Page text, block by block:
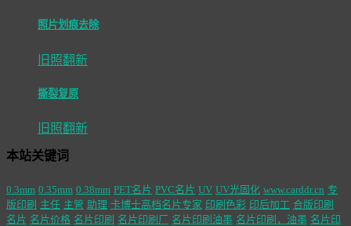
照片划痕去除
旧照翻新
撕裂复原
旧照翻新
本站关键词
0.3mm 0.35mm 0.38mm PET名片 PVC名片 UV UV光固化 www.carddr.cn 专
版印刷 主任 主管 助理 卡博士高档名片专家 印刷色彩 印后加工 合版印刷
名片 名片价格 名片印刷 名片印刷厂 名片印刷油墨 名片印刷，油墨 名片印